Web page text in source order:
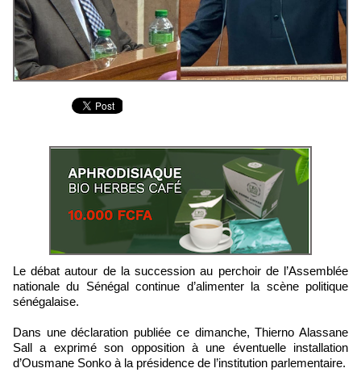
Le débat autour de la succession au perchoir de l’Assemblée
nationale du Sénégal continue d’alimenter la scène politique
sénégalaise.
Dans une déclaration publiée ce dimanche, Thierno Alassane
Sall a exprimé son opposition à une éventuelle installation
d’Ousmane Sonko à la présidence de l’institution parlementaire.